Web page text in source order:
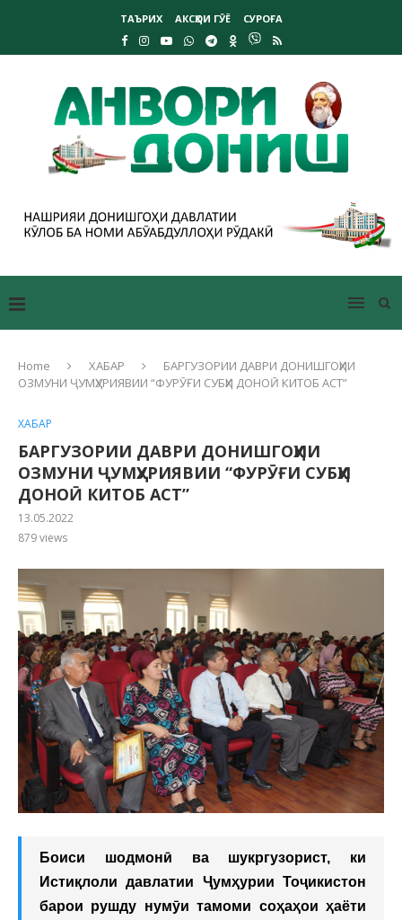
ТАЪРИХ АКСҲОИ ГӮЁ СУРОҒА
Home ХАБАР
БАРГУЗОРИИ ДАВРИ ДОНИШГОҲИИ
ОЗМУНИ ҶУМҲУРИЯВИИ “ФУРӮҒИ СУБҲИ ДОНОӢ КИТОБ АСТ”
ХАБАР
БАРГУЗОРИИ ДАВРИ ДОНИШГОҲИИ
ОЗМУНИ ҶУМҲУРИЯВИИ “ФУРӮҒИ СУБҲИ
ДОНОӢ КИТОБ АСТ”
13.05.2022
879views
Боиси шодмонӣ ва шукргузорист, ки
Истиқлоли давлатии Ҷумҳурии Тоҷикистон
барои рушду нумӯи тамоми соҳаҳои ҳаёти